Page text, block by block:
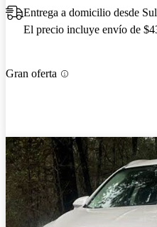
Entrega a domicilio desde
El precio incluye envío de
Gran oferta